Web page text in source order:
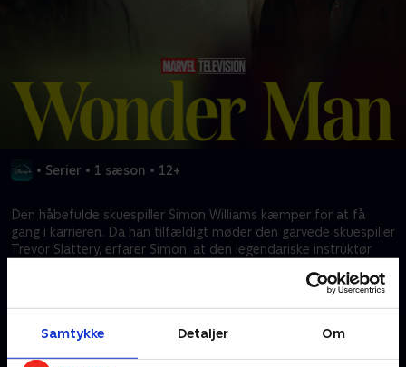
Samtykke Detaljer Om
• Serier • 1 sæson • 12+
Den håbefulde skuespiller Simon Williams kæmper for at få
gang i karrieren. Da han tilfældigt møder den garvede skuespiller
Trevor Slattery, erfarer Simon, at den legendariske instruktør
skuespillere i hver sin ende af deres karrierer kæmper ihærdigt
Kræver tilkøb